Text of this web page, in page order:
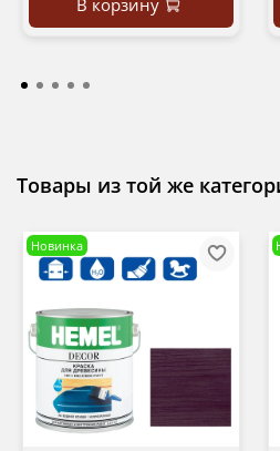
В корзину
Товары из той же
Новинка